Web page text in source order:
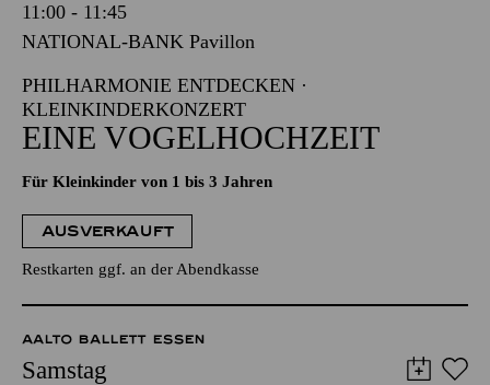
11:00 - 11:45
NATIONAL-BANK Pavillon
PHILHARMONIE ENTDECKEN ·
KLEINKINDERKONZERT
EINE VOGELHOCHZEIT
Für Kleinkinder von 1 bis 3 Jahren
AUSVERKAUFT
Restkarten ggf. an der Abendkasse
AALTO BALLETT ESSEN
Samstag